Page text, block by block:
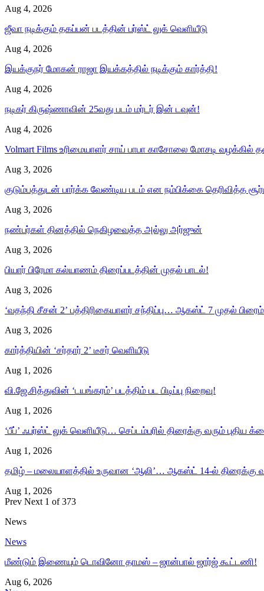
Aug 4, 2026
ஜீவா நடிக்கும் தகப்பன் படத்தின் பர்ஸ்ட் லுக் வெளியீடு
Aug 4, 2026
இயக்குநர் மோகன் ராஜா இயக்கத்தில் நடிக்கும் கார்த்தி!
Aug 4, 2026
நடிகர் கிருஷ்ணாவின் 25வது படம் மர்டர் இன் டவுன்!
Aug 4, 2026
Volmart Films உரிமையாளர் சாய் பாபா காசோலை மோசடி
Aug 3, 2026
குடும்பத்துடன் பார்க்க வேண்டிய படம் என நம்பிக்கை தெரிவித்த
Aug 3, 2026
நண்பர்கள் தினத்தில் நெகிழவைத்த அல்லு அர்ஜுன்
Aug 3, 2026
பியார் பிரேமா கல்யாணம் திரைப்படத்தின் முதல் பாடல்!
Aug 3, 2026
‘வதந்தி சீசன் 2’ பத்திரிகையாளர் சந்திப்பு… ஆகஸ்ட் 7 முதல்
Aug 3, 2026
கார்த்தியின் ‘சர்தார் 2’ டீசர் வெளியீடு
Aug 1, 2026
வி.ஜே.சித்துவின் ‘டயங்கரம்’ படத்திம் பட பிடிப்பு நிறைவு!
Aug 1, 2026
‘பீப்’ ஃபர்ஸ்ட் லுக் வெளியீடு… செப்டம்பரில் திரைக்கு வரும் புதிய
Aug 1, 2026
தமிழ் – மலையாளத்தில் உருவான ‘ஆலி’… ஆகஸ்ட் 14-ல் திரைக்கு
Aug 1, 2026
Prev Next 1 of 373
News
News
மீண்டும் இணையும் டொவினோ தாமஸ் – ஜான்பால் ஜார்ஜ் கூட்டணி!
Aug 6, 2026